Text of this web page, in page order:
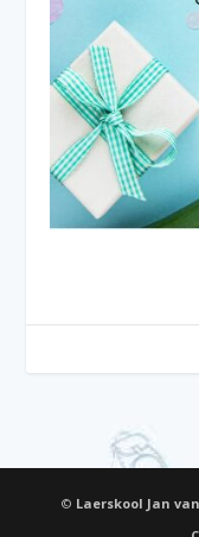
© Laerskool Jan